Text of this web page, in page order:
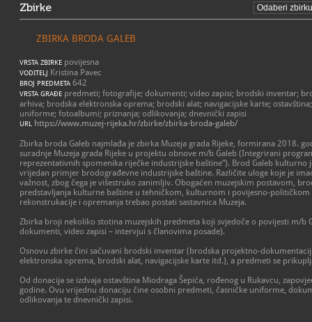
Zbirke
ZBIRKA BRODA GALEB
VRSTA ZBIRKE povijesna
VODITELJ Kristina Pavec
BROJ PREDMETA 642
VRSTA GRAĐE predmeti; fotografije; dokumenti; video zapisi; brodski inventar;
arhiva; brodska elektronska oprema; brodski alat; navigacijske karte;
uniforme; fotoalbumi; priznanja; odlikovanja; dnevnički zapisi
URL https://www.muzej-rijeka.hr/zbirke/zbirka-broda-galeb/
Zbirka broda Galeb najmlađa je zbirka Muzeja grada Rijeke, formirana 2018.
suradnje Muzeja grada Rijeke u projektu obnove m/b Galeb (Integrirani
reprezentativnih spomenika riječke industrijske baštine“). Brod Galeb kulturno
vrijedan primjer brodograđevne industrijske baštine. Različite uloge koje je
važnost, zbog čega je višestruko zanimljiv. Obogaćen muzejskim postavom,
predstavljanja kulturne baštine u tehničkom, kulturnom i povijesno-političkom
rekonstrukacije i opremanja trebao postati sastavnica Muzeja.
Zbirka broji nekoliko stotina muzejskih predmeta koji svjedoče o povijesti m/b
dokumenti, video zapisi – intervjui s članovima posade).
Osnovu zbirke čini sačuvani brodski inventar (brodska projektno-
elektronska oprema, brodski alat, navigacijske karte itd.), a predmeti se
Od donacija se izdvaja ostavština Miodraga Šepića, rođenog u Rukavcu,
godine. Ovu vrijednu donaciju čine osobni predmeti, časničke uniforme,
odlikovanja te dnevnički zapisi.